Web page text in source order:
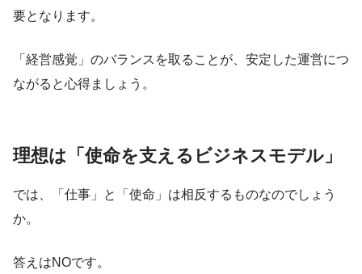
要となります。
「経営感覚」のバランスを取ることが、安定した運営につ
ながると心得ましょう。
理想は「使命を支えるビジネスモデル」
では、「仕事」と「使命」は相反するものなのでしょう
か。
答えはNOです。